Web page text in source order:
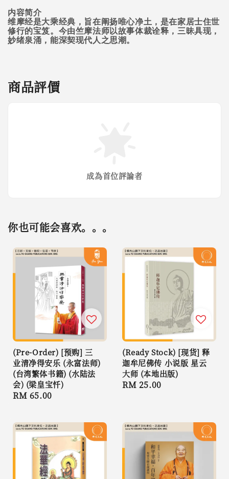
内容简介
维摩经是大乘经典，旨在阐扬唯心净土，是在家居士住世
修行的宝笈。今由竺摩法师以故事体裁诠释，三昧具现，
妙绪泉涌，能深契现代人之思潮。
商品評價
成為首位評論者
你也可能会喜欢。。。
(Pre-Order) [预购] 三
业清净得安乐 (永富法师)
(台湾繁体书籍) (水陆法
会) (梁皇宝忏)
Regular
RM 65.00
(Ready Stock) [现货] 释
迦牟尼佛传 小说版 星云
大师 (本地出版)
Regular
RM 25.00